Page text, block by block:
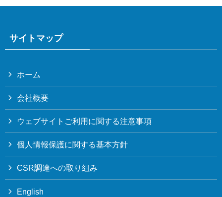
サイトマップ
ホーム
会社概要
ウェブサイトご利用に関する注意事項
個人情報保護に関する基本方針
CSR調達への取り組み
English